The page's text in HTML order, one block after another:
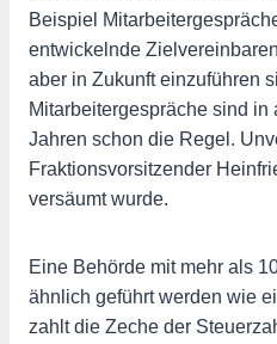
Beispiel
entwickelnde
aber in Zukunft einzuführen
Mitarbeitergespräche sind
Jahren schon die Regel.
Fraktionsvorsitzender
versäumt wurde.
Eine Behörde mit mehr als
ähnlich geführt werden wie
zahlt die Zeche der